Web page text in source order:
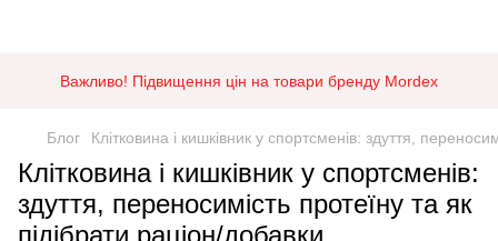
Важливо! Підвищення цін на товари бренду Mordex
Блог Клітковина і кишківник у спортсменів: здуття,
Клітковина і кишківник у спортсменів:
здуття, переносимість протеїну та як
підібрати раціон/добавки